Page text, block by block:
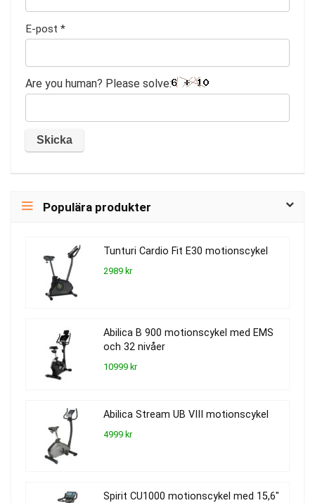
E-post *
Are you human? Please solve:
Populära produkter
Tunturi Cardio Fit E30 motionscykel
2989 kr
Abilica B 900 motionscykel med EMS
och 32 nivåer
10999 kr
Abilica Stream UB VIII motionscykel
4999 kr
Spirit CU1000 motionscykel med 15,6″